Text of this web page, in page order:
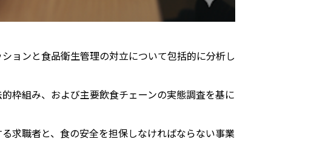
ョンと食品衛生管理の対立について包括的に分析し
枠組み、および主要飲食チェーンの実態調査を基に
求職者と、食の安全を担保しなければならない事業